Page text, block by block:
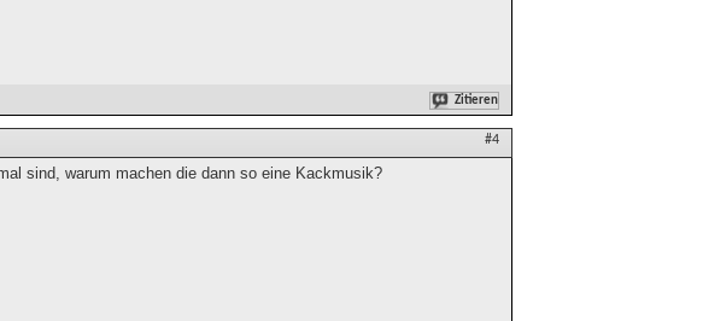
Zitieren
#4
sind, warum machen die dann so eine Kackmusik?